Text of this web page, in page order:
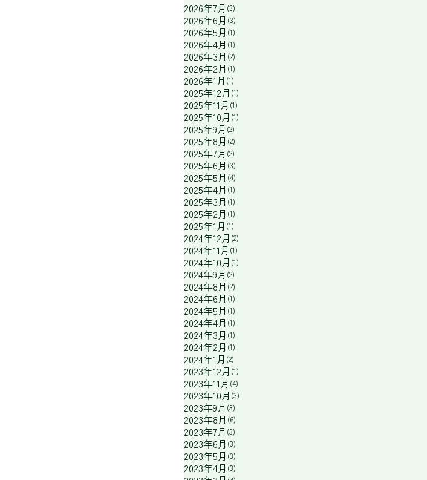
2026年7月 (3)
2026年6月 (3)
2026年5月 (1)
2026年4月 (1)
2026年3月 (2)
2026年2月 (1)
2026年1月 (1)
2025年12月 (1)
2025年11月 (1)
2025年10月 (1)
2025年9月 (2)
2025年8月 (2)
2025年7月 (2)
2025年6月 (3)
2025年5月 (4)
2025年4月 (1)
2025年3月 (1)
2025年2月 (1)
2025年1月 (1)
2024年12月 (2)
2024年11月 (1)
2024年10月 (1)
2024年9月 (2)
2024年8月 (2)
2024年6月 (1)
2024年5月 (1)
2024年4月 (1)
2024年3月 (1)
2024年2月 (1)
2024年1月 (2)
2023年12月 (1)
2023年11月 (4)
2023年10月 (3)
2023年9月 (3)
2023年8月 (6)
2023年7月 (3)
2023年6月 (3)
2023年5月 (3)
2023年4月 (3)